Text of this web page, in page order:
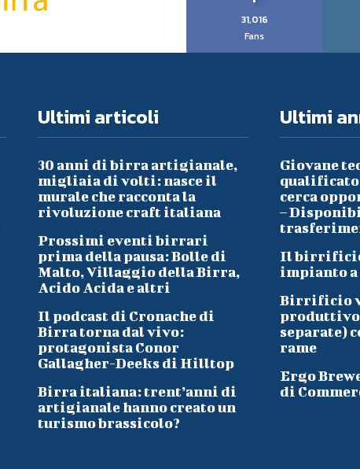
31,016
Fans
Ultimi articoli
30 anni di birra artigianale,
migliaia di volti: nasce il
murale che racconta la
rivoluzione craft italiana
Prossimi eventi birrari
prima della pausa: Bolle di
Malto, Villaggio della Birra,
Acido Acida e altri
Il podcast di Cronache di
Birra torna dal vivo:
protagonista Conor
Gallagher-Deeks di Hilltop
Birra italiana: trent’anni di
artigianale hanno creato un
turismo brassicolo?
Ultimi
Giovane
cerca
–
Il birrificio
impianto
Birrificio
produttivo
separate)
rame
Ergo
di